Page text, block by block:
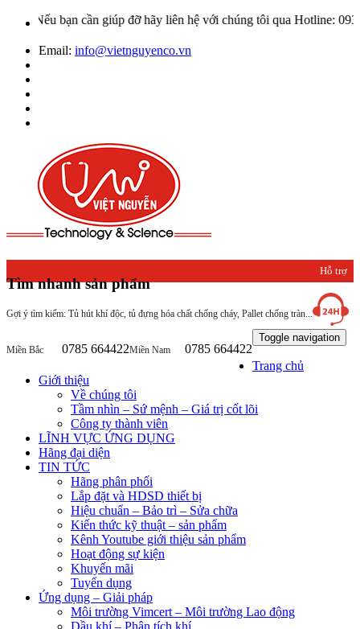
bạn cần giúp đỡ hãy liên hệ với chúng tôi qua Hotline: 0932 664422
Email: info@vietnguyenco.vn
Tìm nhanh sản phẩm
Gợi ý tìm kiếm: Tủ hút khí độc, tủ đựng hóa chất chống cháy, Pallet chống tràn...
Hỗ trợ
khách
hàng
Miền Bắc 0785 664422Miền Nam 0785 664422
Toggle navigation
Trang chủ
Giới thiệu
Về chúng tôi
Tầm nhìn – Sứ mệnh – Giá trị cốt lõi
Công ty thành viên
LĨNH VỰC ỨNG DỤNG
Hãng đại diện
TIN TỨC
Hãng phân phối
Lắp đặt và HDSD thiết bị
Hiệu chuẩn – Bảo trì – Sửa chữa
Kiến thức kỹ thuật – sản phẩm
Kênh Youtube giới thiệu sản phẩm
Hoạt động sự kiện
Khuyến mãi
Tuyển dụng
Ứng dụng – Giải pháp
Môi trường Vimcert – Môi trường Lao động